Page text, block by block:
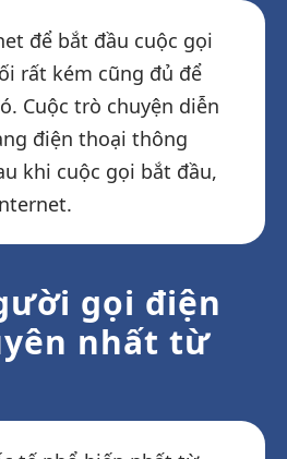
để bắt đầu cuộc gọi
rất kém cũng đủ để
Cuộc trò chuyện diễn
điện thoại thông
khi cuộc gọi bắt đầu,
gọi điện
nhất từ